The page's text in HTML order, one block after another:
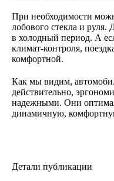
При необходимости
лобового стекла и руля.
в холодный период. А
климат-контроля,
комфортной.
Как мы видим,
действительно,
надежными. Они
динамичную,
Детали публикации